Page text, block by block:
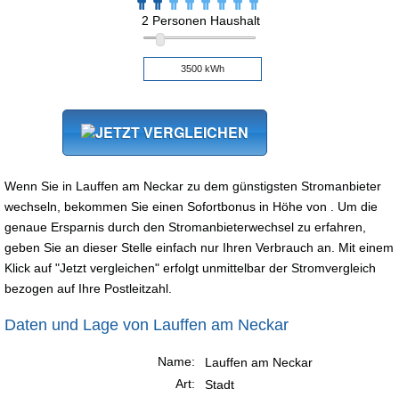
2 Personen Haushalt
Wenn Sie in Lauffen am Neckar zu dem günstigsten Stromanbieter
wechseln, bekommen Sie einen Sofortbonus in Höhe von . Um die
genaue Ersparnis durch den Stromanbieterwechsel zu erfahren,
geben Sie an dieser Stelle einfach nur Ihren Verbrauch an. Mit einem
Klick auf "Jetzt vergleichen" erfolgt unmittelbar der Stromvergleich
bezogen auf Ihre Postleitzahl.
Daten und Lage von Lauffen am Neckar
Name:
Lauffen am Neckar
Art:
Stadt